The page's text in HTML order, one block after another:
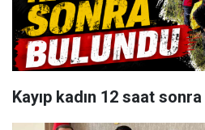
Kayıp kadın 12 saat